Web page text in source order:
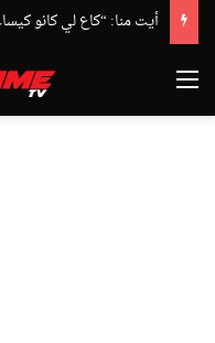
القائمة